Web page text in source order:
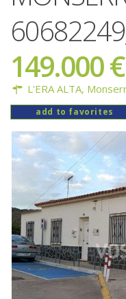
149.000 €
L'ERA ALTA,
add to favorites